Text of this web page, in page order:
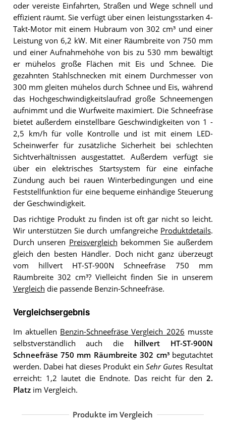
oder vereiste Einfahrten, Straßen und Wege schnell und
effizient räumt. Sie verfügt über einen leistungsstarken 4-
Takt-Motor mit einem Hubraum von 302 cm³ und einer
Leistung von 6,2 kW. Mit einer Räumbreite von 750 mm
und einer Aufnahmehöhe von bis zu 530 mm bewältigt
er mühelos große Flächen mit Eis und Schnee. Die
gezahnten Stahlschnecken mit einem Durchmesser von
300 mm gleiten mühelos durch Schnee und Eis, während
das Hochgeschwindigkeitslaufrad große Schneemengen
aufnimmt und die Wurfweite maximiert. Die Schneefräse
bietet außerdem einstellbare Geschwindigkeiten von 1 -
2,5 km/h für volle Kontrolle und ist mit einem LED-
Scheinwerfer für zusätzliche Sicherheit bei schlechten
Sichtverhältnissen ausgestattet. Außerdem verfügt sie
über ein elektrisches Startsystem für eine einfache
Zündung auch bei rauen Winterbedingungen und eine
Feststellfunktion für eine bequeme einhändige Steuerung
der Geschwindigkeit.
Das richtige Produkt zu finden ist oft gar nicht so leicht.
Wir unterstützen Sie durch umfangreiche Produktdetails.
Durch unseren Preisvergleich bekommen Sie außerdem
gleich den besten Händler. Doch nicht ganz überzeugt
vom hillvert HT-ST-900N Schneefräse 750 mm
Räumbreite 302 cm³? Vielleicht finden Sie in unserem
Vergleich die passende Benzin-Schneefräse.
Vergleichsergebnis
Im aktuellen Benzin-Schneefräse Vergleich 2026 musste
selbstverständlich auch die hillvert HT-ST-900N
Schneefräse 750 mm Räumbreite 302 cm³begutachtet
werden. Dabei hat dieses Produkt einSehr Gutes Resultat
erreicht: 1,2 lautet die Endnote. Das reicht für den 2.
Platzim Vergleich.
Produkte im Vergleich